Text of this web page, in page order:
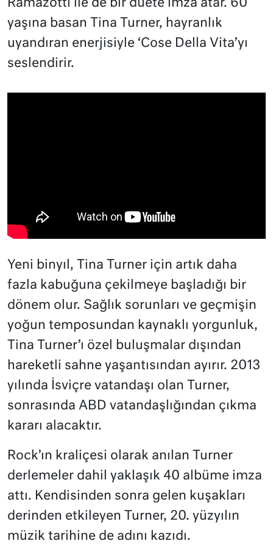
Ramazotti ile de bir düete imza atar. 60
yaşına basan Tina Turner, hayranlık
uyandıran enerjisiyle ‘Cose Della Vita’yı
seslendirir.
Yeni binyıl, Tina Turner için artık daha
fazla kabuğuna çekilmeye başladığı bir
dönem olur. Sağlık sorunları ve geçmişin
yoğun temposundan kaynaklı yorgunluk,
Tina Turner’ı özel buluşmalar dışından
hareketli sahne yaşantısından ayırır. 2013
yılında İsviçre vatandaşı olan Turner,
sonrasında ABD vatandaşlığından çıkma
kararı alacaktır.
Rock’ın kraliçesi olarak anılan Turner
derlemeler dahil yaklaşık 40 albüme imza
attı. Kendisinden sonra gelen kuşakları
derinden etkileyen Turner, 20. yüzyılın
müzik tarihine de adını kazıdı.